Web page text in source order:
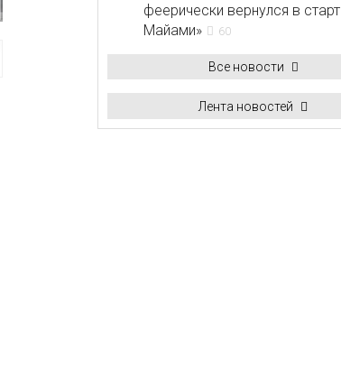
феерически вернулся в
Майами»
60
Все новости
Лента новостей